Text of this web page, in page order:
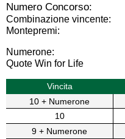
Numero Concorso:
Combinazione vincente:
Montepremi:
Numerone:
Quote Win for Life
Vincita
10 + Numerone
10
9 + Numerone